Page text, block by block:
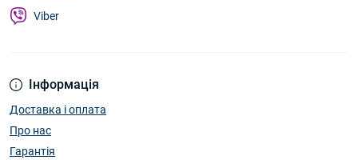
Інформація
Доставка і оплата
Про нас
Гарантія
Viber